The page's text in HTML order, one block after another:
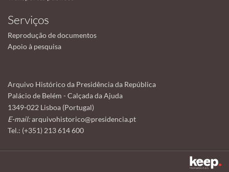
Serviços
Reprodução de documentos
Apoio à pesquisa
Arquivo Histórico da Presidência da República
Palácio de Belém - Calçada da Ajuda
1349-022 Lisboa (Portugal)
E-mail:arquivohistorico@presidencia.pt
Tel.: (+351) 213 614 600